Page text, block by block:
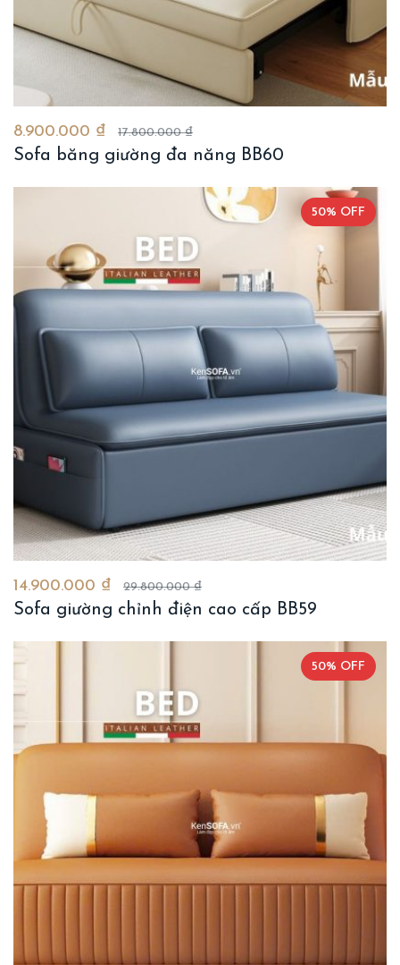
8.900.000 ₫ 17.800.000 ₫
Sofa băng giường đa năng BB60
50% OFF
14.900.000 ₫ 29.800.000 ₫
Sofa giường chỉnh điện cao cấp BB59
50% OFF